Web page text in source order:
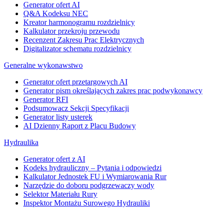
Generator ofert AI
Q&A Kodeksu NEC
Kreator harmonogramu rozdzielnicy
Kalkulator przekroju przewodu
Recenzent Zakresu Prac Elektrycznych
Digitalizator schematu rozdzielnicy
Generalne wykonawstwo
Generator ofert przetargowych AI
Generator pism określających zakres prac podwykonawcy
Generator RFI
Podsumowacz Sekcji Specyfikacji
Generator listy usterek
AI Dzienny Raport z Placu Budowy
Hydraulika
Generator ofert z AI
Kodeks hydrauliczny – Pytania i odpowiedzi
Kalkulator Jednostek FU i Wymiarowania Rur
Narzędzie do doboru podgrzewaczy wody
Selektor Materiału Rury
Inspektor Montażu Surowego Hydrauliki